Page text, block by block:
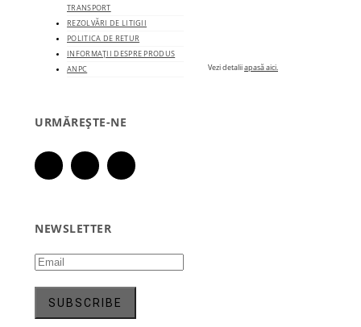
TRANSPORT
REZOLVĂRI DE LITIGII
POLITICA DE RETUR
INFORMAȚII DESPRE PRODUS
ANPC
URMĂREȘTE-NE
NEWSLETTER
Vezi detaliiapasă aici.